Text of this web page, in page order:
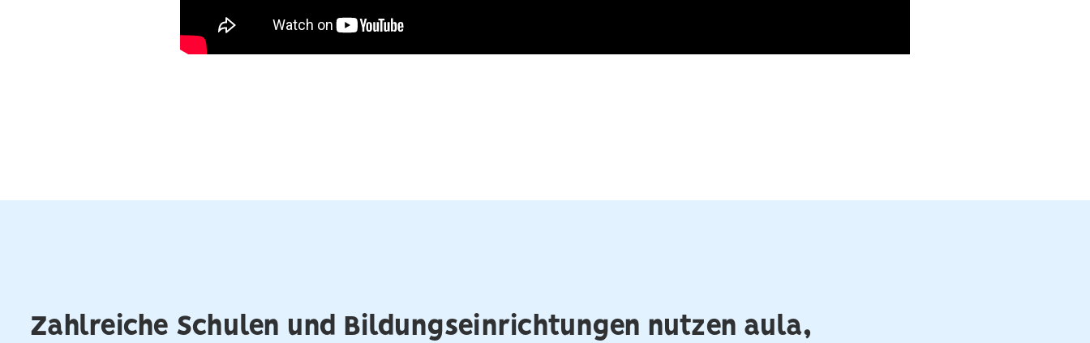
Zahlreiche Schulen und Bildungseinrichtungen nutzen aula,